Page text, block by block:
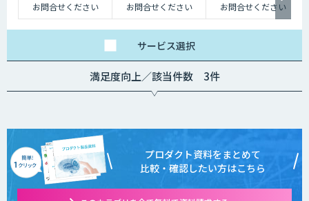
お問合せください
お問合せください お問合せください
サービス選択
満足度向上／該当件数 3件
プロダクト資料をまとめて
比較・確認したい方はこちら